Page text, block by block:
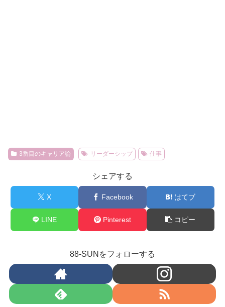
3番目のキャリア論 リーダーシップ 仕事
シェアする
X Facebook はてブ
LINE Pinterest コピー
88-SUNをフォローする